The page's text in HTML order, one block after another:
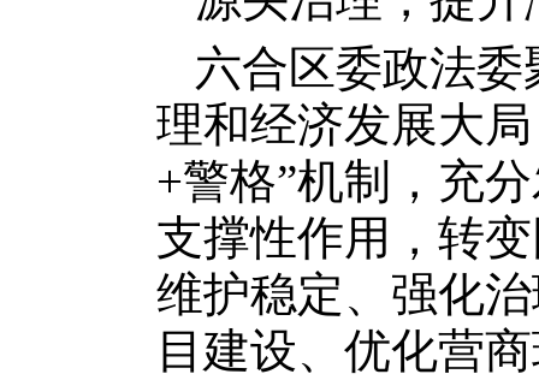
六合区委政法
理和经济发展大
+警格”机制，充
支撑性作用，转
维护稳定、强化
目建设、优化营